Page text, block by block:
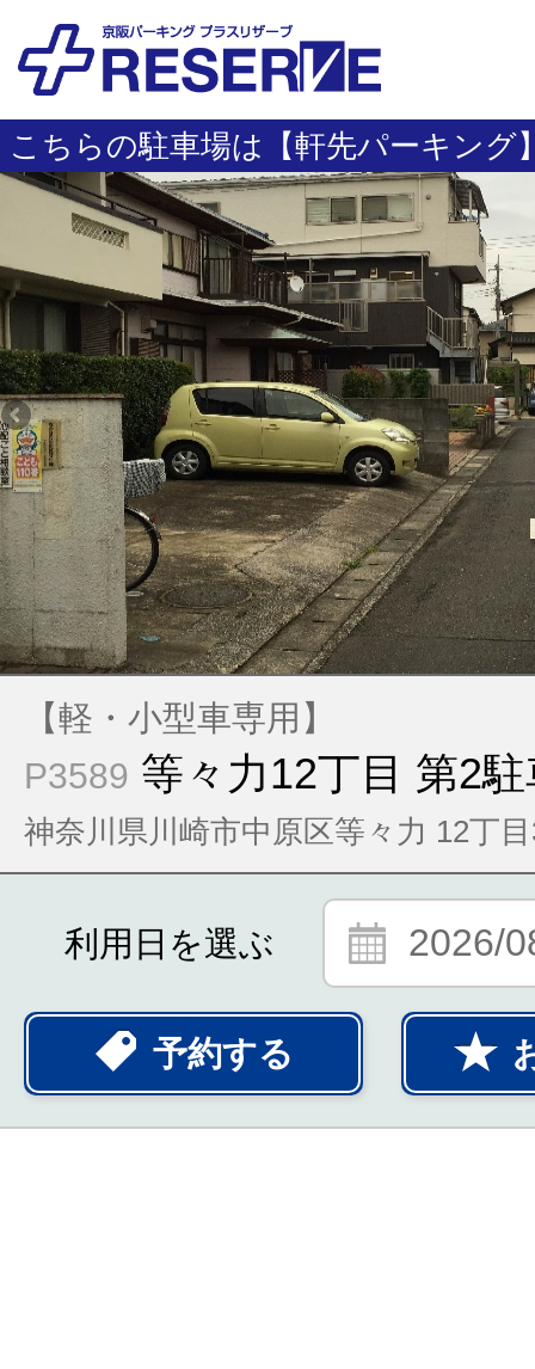
こちらの駐車場は【軒先パーキング
【軽・小型車専用】
P3589 等々力12丁目 第2
神奈川県川崎市中原区等々力 12丁
利用日を選ぶ 2026/
予約する